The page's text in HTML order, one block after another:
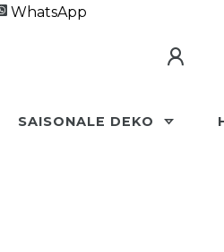
WhatsApp
SAISONALE DEKO